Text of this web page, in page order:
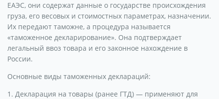
ЕАЭС, они содержат данные о государстве происхождения
груза, его весовых и стоимостных параметрах, назначении.
Их передают таможне, а процедура называется
«таможенное декларирование». Она подтверждает
легальный ввоз товара и его законное нахождение в
России.
Основные виды таможенных деклараций:
1. Декларация на товары (ранее ГТД) — применяют для